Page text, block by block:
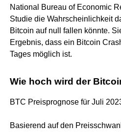
National Bureau of Economic
Studie die Wahrscheinlichkeit
Bitcoin auf null fallen könnte.
Ergebnis, dass ein Bitcoin
Tages möglich ist.
Wie hoch wird der
BTC Preisprognose für Juli
Basierend auf den